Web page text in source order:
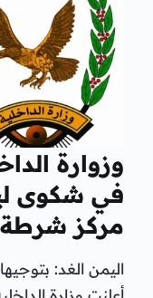
وزوارة
في شكوى
مركز
اليمن الغد: